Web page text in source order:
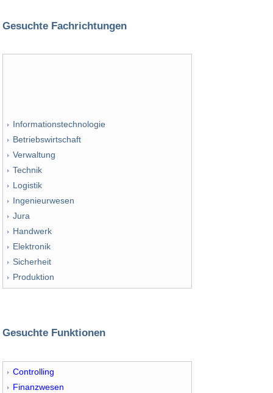
Gesuchte Fachrichtungen
Informationstechnologie
Betriebswirtschaft
Verwaltung
Technik
Logistik
Ingenieurwesen
Jura
Handwerk
Elektronik
Sicherheit
Produktion
Gesuchte Funktionen
Controlling
Finanzwesen